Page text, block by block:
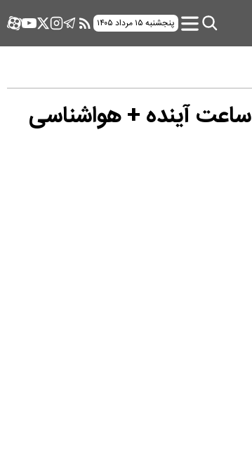
پنجشنبه ۱۵ مرداد ۱۴۰۵
وضعیت هوای فردا زنجان شنبه ۱ آذر ۱۴۰۴ | پیش بینی آب و هوای زنجان در ۲۴ ساعت آینده + هواشناسی